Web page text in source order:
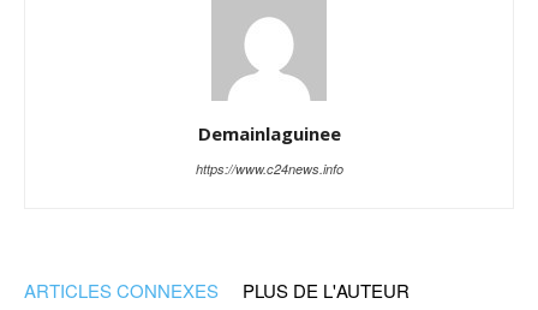
Demainlaguinee
https://www.c24news.info
ARTICLES CONNEXES PLUS DE L'AUTEUR